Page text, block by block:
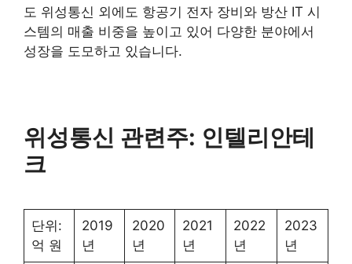
도 위성통신 외에도 항공기 전자 장비와 방산 IT 시
스템의 매출 비중을 높이고 있어 다양한 분야에서
성장을 도모하고 있습니다​​.
위성통신 관련주: 인텔리안테
크
단위:
억 원
2019
년
2020
년
2021
년
2022
년
2023
년